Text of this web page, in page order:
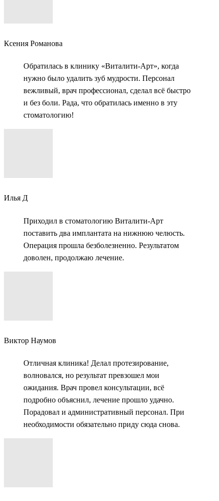
Ксения Романова
Обратилась в клинику «Виталити-Арт», когда
нужно было удалить зуб мудрости. Персонал
вежливый, врач профессионал, сделал всё быстро
и без боли. Рада, что обратилась именно в эту
стоматологию!
Илья Д
Приходил в стоматологию Виталити-Арт
поставить два имплантата на нижнюю челюсть.
Операция прошла безболезненно. Результатом
доволен, продолжаю лечение.
Виктор Наумов
Отличная клиника! Делал протезирование,
волновался, но результат превзошел мои
ожидания. Врач провел консультации, всё
подробно объяснил, лечение прошло удачно.
Порадовал и административный персонал. При
необходимости обязательно приду сюда снова.